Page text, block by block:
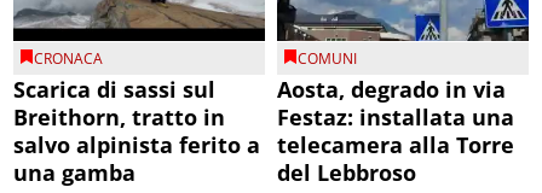
CRONACA
Scarica di sassi sul
Breithorn, tratto in
salvo alpinista ferito a
una gamba
COMUNI
Aosta, degrado in via
Festaz: installata una
telecamera alla Torre
del Lebbroso